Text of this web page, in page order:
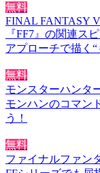
無料
FINAL FANTASY
『FF7』の関連ス
アプローチで描く
無料
モンスターハンタ
モンハンのコマン
う！
無料
ファイナルファン